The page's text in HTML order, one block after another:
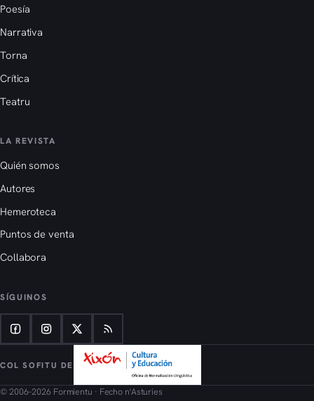
Poesía
Narrativa
Torna
Crítica
Teatru
LA REVISTA
Quién somos
Autores
Hemeroteca
Puntos de venta
Collabora
SÍGUINOS
COL SOFITU DE
© 2006–2026 Formientu · Fecho n'Asturies